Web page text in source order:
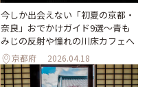
今しか出会えない「初夏の京都・
奈良」おでかけガイド9選～青も
みじの反射や憧れの川床カフェへ
京都府 2026.04.18